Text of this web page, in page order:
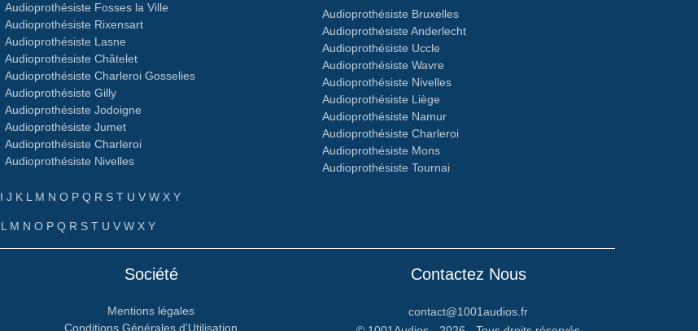
Audioprothésiste Fosses la Ville
Audioprothésiste Rixensart
Audioprothésiste Lasne
Audioprothésiste Châtelet
Audioprothésiste Charleroi Gosselies
Audioprothésiste Gilly
Audioprothésiste Jodoigne
Audioprothésiste Jumet
Audioprothésiste Charleroi
Audioprothésiste Nivelles
Audioprothésiste Bruxelles
Audioprothésiste Anderlecht
Audioprothésiste Uccle
Audioprothésiste Wavre
Audioprothésiste Nivelles
Audioprothésiste Liège
Audioprothésiste Namur
Audioprothésiste Charleroi
Audioprothésiste Mons
Audioprothésiste Tournai
I J K L M N O P Q R S T U V W X Y
L M N O P Q R S T U V W X Y
Société
Mentions légales
Conditions Générales d'Utilisation
Contactez Nous
contact@1001audios.fr